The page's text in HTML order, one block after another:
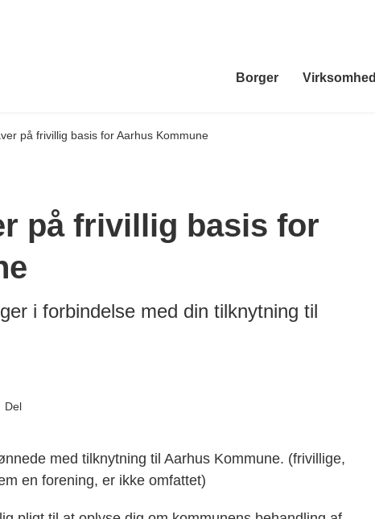
Borger Virksomhed
på frivillig basis for Aarhus Kommune
på frivillig basis for
i forbindelse med din tilknytning til
Del
med tilknytning til Aarhus Kommune. (frivillige,
en forening, er ikke omfattet)